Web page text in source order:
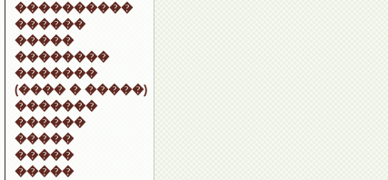
����������
������
�����
��������
�������
(���� � �����)
�������
������
�����
�����
�����